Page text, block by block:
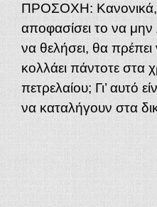
ΠΡΟΣΟΧΗ: Κανονικά,
αποφασίσει το να
να θελήσει, θα
κολλάει πάντοτε στα
πετρελαίου; Γι’ αυτό
να καταλήγουν στα